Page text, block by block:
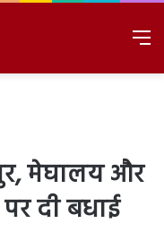
मेघालय और
दी बधाई